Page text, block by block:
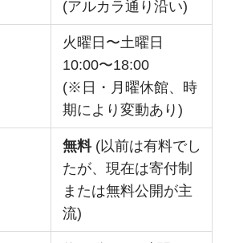
(アルカラ通り沿い)
火曜日〜土曜日
10:00〜18:00
(※日・月曜休館、時
期により変動あり)
無料(以前は有料でし
たが、現在は寄付制
または無料公開が主
流)